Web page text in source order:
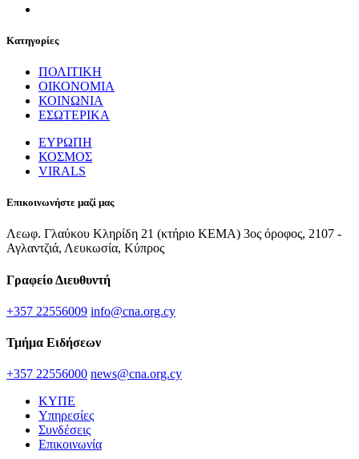
Κατηγορίες
ΠΟΛΙΤΙΚΗ
ΟΙΚΟΝΟΜΙΑ
ΚΟΙΝΩΝΙΑ
ΕΣΩΤΕΡΙΚΑ
ΕΥΡΩΠΗ
ΚΟΣΜΟΣ
VIRALS
Επικοινωνήστε μαζί μας
Λεωφ. Γλαύκου Κληρίδη 21 (κτήριο ΚΕΜΑ) 3ος όροφος, 2107 -
Αγλαντζιά, Λευκωσία, Κύπρος
Γραφείο Διευθυντή
+357 22556009 info@cna.org.cy
Τμήμα Ειδήσεων
+357 22556000 news@cna.org.cy
ΚΥΠΕ
Υπηρεσίες
Συνδέσεις
Επικοινωνία